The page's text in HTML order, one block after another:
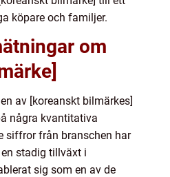
köpare och familjer.
om
av [koreanskt bilmärkes]
några kvantitativa
siffror från branschen har
stadig tillväxt i
sig som en av de